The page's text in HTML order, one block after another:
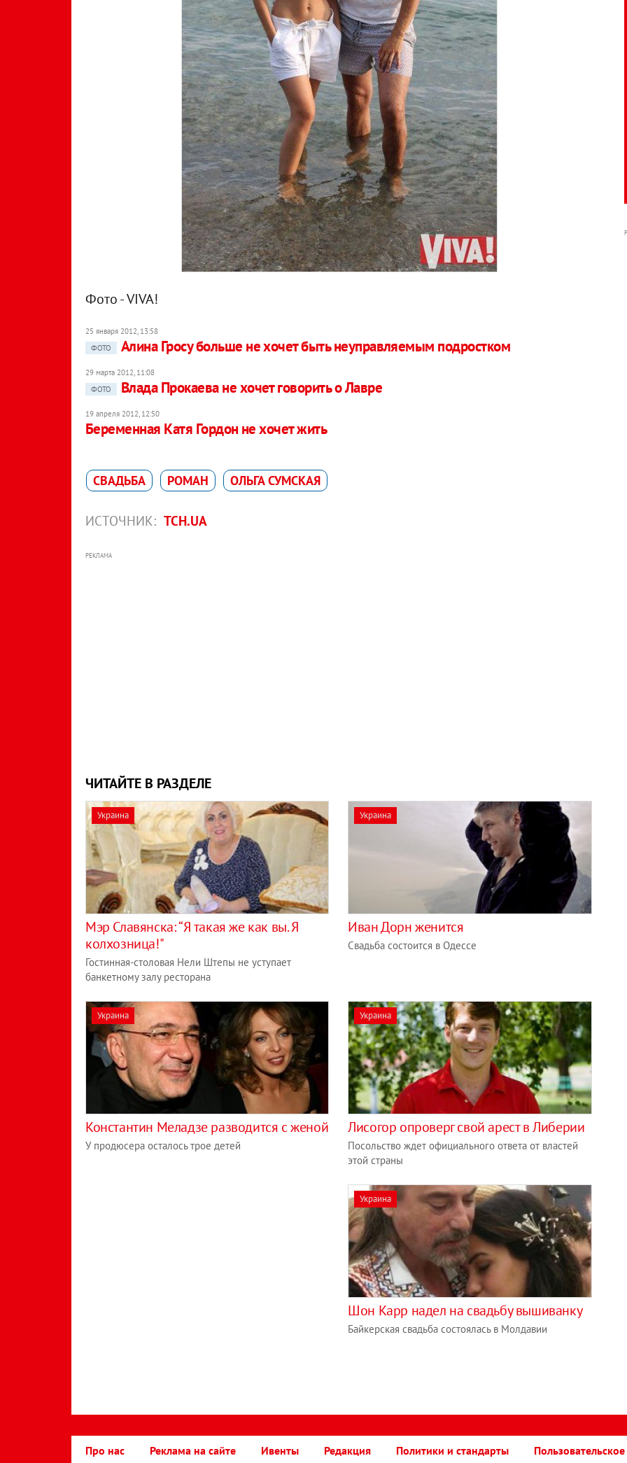
Фото - VIVA!
25 января 2012, 13:58
ФОТО
Алина Гросу больше не хочет быть неуправляемым подростком
29 марта 2012, 11:08
ФОТО
Влада Прокаева не хочет говорить о Лавре
19 апреля 2012, 12:50
Беременная Катя Гордон не хочет жить
СВАДЬБА РОМАН ОЛЬГА СУМСКАЯ
ИСТОЧНИК: ТСН.UA
РЕКЛАМА
ЧИТАЙТЕ В РАЗДЕЛЕ
Украина
Мэр Славянска: “Я такая же как вы. Я
колхозница!"
Гостинная-столовая Нели Штепы не уступает
банкетному залу ресторана
Украина
Иван Дорн женится
Свадьба состоится в Одессе
Украина
Константин Меладзе разводится с женой
У продюсера осталось трое детей
Украина
Лисогор опроверг свой арест в Либерии
Посольство ждет официального ответа от властей
этой страны
Украина
Шон Карр надел на свадьбу вышиванку
Байкерская свадьба состоялась в Молдавии
Про нас Реклама на сайте Ивенты Редакция Политики и стандарты